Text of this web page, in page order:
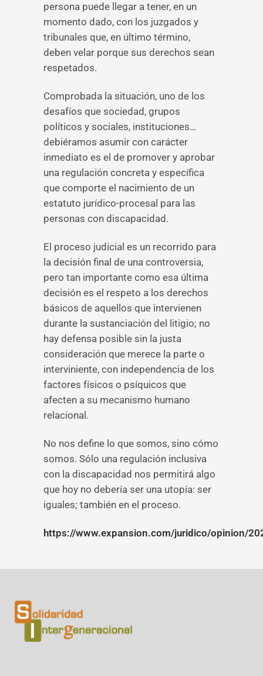
persona puede llegar a tener, en un
momento dado, con los juzgados y
tribunales que, en último término,
deben velar porque sus derechos sean
respetados.
Comprobada la situación, uno de los
desafíos que sociedad, grupos
políticos y sociales, instituciones…
debiéramos asumir con carácter
inmediato es el de promover y aprobar
una regulación concreta y específica
que comporte el nacimiento de un
estatuto jurídico-procesal para las
personas con discapacidad.
El proceso judicial es un recorrido para
la decisión final de una controversia,
pero tan importante como esa última
decisión es el respeto a los derechos
básicos de aquellos que intervienen
durante la sustanciación del litigio; no
hay defensa posible sin la justa
consideración que merece la parte o
interviniente, con independencia de los
factores físicos o psíquicos que
afecten a su mecanismo humano
relacional.
No nos define lo que somos, sino cómo
somos. Sólo una regulación inclusiva
con la discapacidad nos permitirá algo
que hoy no debería ser una utopía: ser
iguales; también en el proceso.
https://www.expansion.com/juridico/opinion/